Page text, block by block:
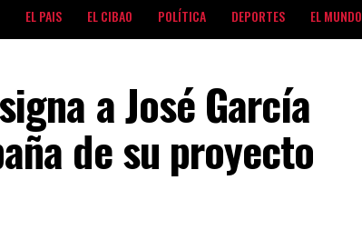
EL PAIS EL CIBAO POLÍTICA DEPORTES EL MUNDO
a José García
de su proyecto